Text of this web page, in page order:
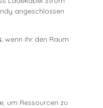
angeschlossen
, wenn ihr den Raum
um Ressourcen zu